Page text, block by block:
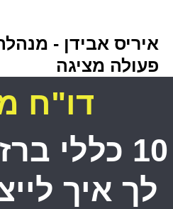
איריס אבידן -
פעולה מציגה
דו"ח
10 כללי
לך איך